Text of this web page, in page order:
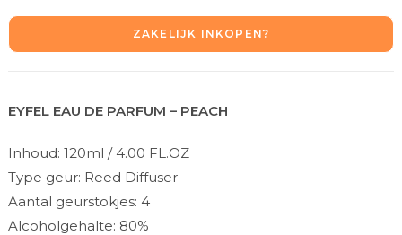
ZAKELIJK INKOPEN?
EYFEL EAU DE PARFUM – PEACH
Inhoud: 120ml / 4.00 FL.OZ
Type geur: Reed Diffuser
Aantal geurstokjes: 4
Alcoholgehalte: 80%